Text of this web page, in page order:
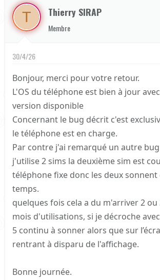
T Thierry SIRAP
Membre
30/4/26
Bonjour, merci pour votre retour.
L'OS du téléphone est bien à jour
version disponible
Concernant le bug décrit c'est
le téléphone est en charge.
Par contre j'ai remarqué un autre
j'utilise 2 sims la deuxième sim est
téléphone fixe donc les deux sonnent
temps.
quelques fois cela a du m'arriver 2 ou
mois d'utilisations, si je décroche
5 continu à sonner alors que sur
rentrant à disparu de l'affichage.
Bonne journée.